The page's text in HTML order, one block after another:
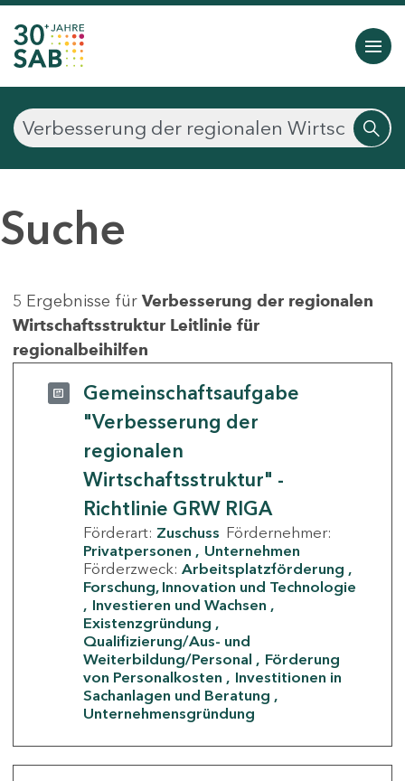
Suche
5 Ergebnisse für Verbesserung der regionalen
Wirtschaftsstruktur Leitlinie für
regionalbeihilfen
Gemeinschaftsaufgabe
"Verbesserung der
regionalen
Wirtschaftsstruktur" -
Richtlinie GRW RIGA
Förderart: Zuschuss Fördernehmer:
Privatpersonen
Unternehmen
Förderzweck: Arbeitsplatzförderung
Forschung, Innovation und Technologie
Investieren und Wachsen
Existenzgründung
Qualifizierung/Aus- und
Weiterbildung/Personal
Förderung
von Personalkosten
Investitionen in
Sachanlagen und Beratung
Unternehmensgründung